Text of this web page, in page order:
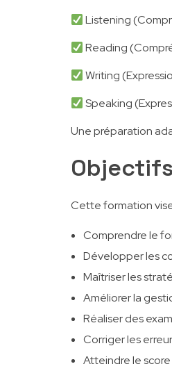
Listening
Reading
Writing
Speaking
Une préparation
Cette formation
Comprendre le
Développer les
Maîtriser les
Améliorer la
Réaliser des
Corriger les
Atteindre le score